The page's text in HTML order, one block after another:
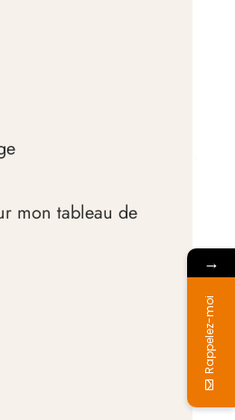
mon tableau de
→
Rappelez-moi